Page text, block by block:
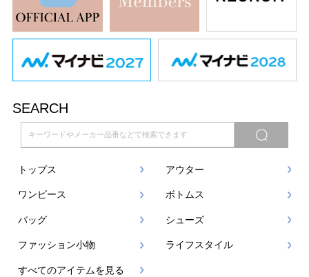
SEARCH
トップス アウター
ワンピース ボトムス
バッグ シューズ
ファッション小物 ライフスタイル
すべてのアイテムを見る